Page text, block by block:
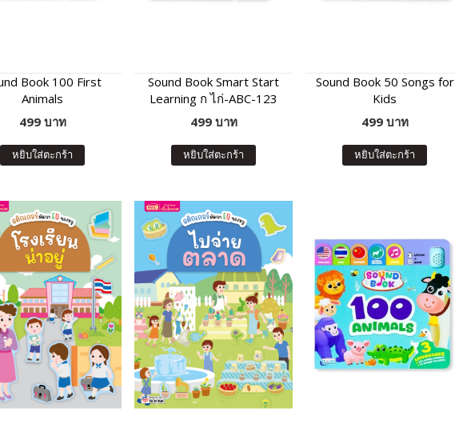
Book 100 First
Animals
499 บาท
หยิบใส่ตะกร้า
Sound Book Smart Start
Learning ก ไก่-ABC-123
499 บาท
หยิบใส่ตะกร้า
Sound Book 50 Songs for
Kids
499 บาท
หยิบใส่ตะกร้า